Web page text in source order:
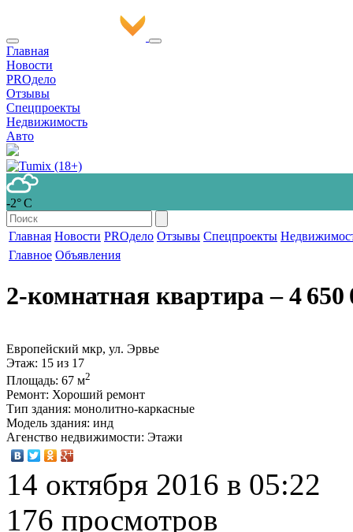
Главная
Новости
PROдело
Отзывы
Спецпроекты
Недвижимость
Авто
-2° С
Главная Новости PROдело Отзывы Спецпроекты
Главное Объявления
2-комнатная квартира‒ 4 650
Европейский мкр, ул. Эрвье
Этаж: 15 из 17
Площадь: 67 м2
Ремонт: Хороший ремонт
Тип здания: монолитно-каркасные
Модель здания: инд
Агенство недвижимости: Этажи
14 октября 2016 в 05:22
176 просмотров